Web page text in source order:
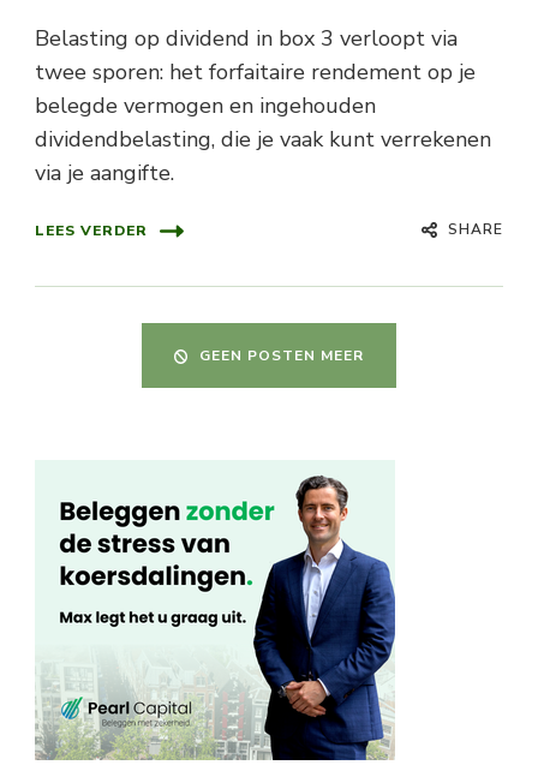
Belasting op dividend in box 3 verloopt via
twee sporen: het forfaitaire rendement op je
belegde vermogen en ingehouden
dividendbelasting, die je vaak kunt verrekenen
via je aangifte.
LEES VERDER SHARE
GEEN POSTEN MEER